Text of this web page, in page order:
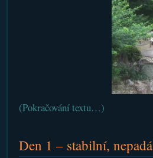
(Pokračování textu…)
Den 1 – stabilní, nepadá